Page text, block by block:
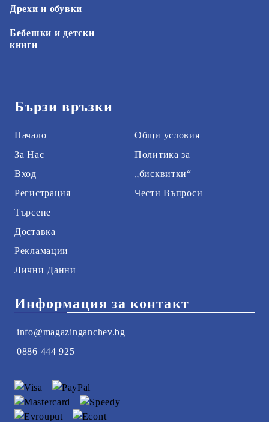
Дрехи и обувки
Бебешки и детски
книги
Бързи връзки
Начало
За Нас
Вход
Регистрация
Търсене
Доставка
Рекламации
Лични Данни
Общи условия
Политика за
„бисквитки“
Чести Въпроси
Информация за контакт
info@magazinganchev.bg
0886 444 925